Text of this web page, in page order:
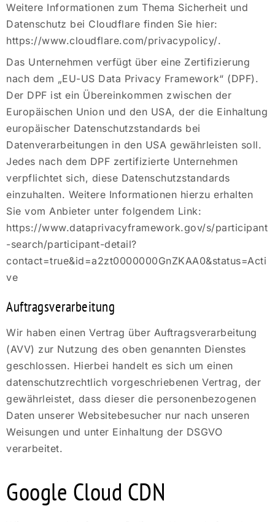
Weitere Informationen zum Thema Sicherheit und
Datenschutz bei Cloudflare finden Sie hier:
https://www.cloudflare.com/privacypolicy/.
Das Unternehmen verfügt über eine Zertifizierung
nach dem „EU-US Data Privacy Framework“ (DPF).
Der DPF ist ein Übereinkommen zwischen der
Europäischen Union und den USA, der die Einhaltung
europäischer Datenschutzstandards bei
Datenverarbeitungen in den USA gewährleisten soll.
Jedes nach dem DPF zertifizierte Unternehmen
verpflichtet sich, diese Datenschutzstandards
einzuhalten. Weitere Informationen hierzu erhalten
Sie vom Anbieter unter folgendem Link:
https://www.dataprivacyframework.gov/s/participant
-search/participant-detail?
contact=true&id=a2zt0000000GnZKAA0&status=Acti
ve
Auftragsverarbeitung
Wir haben einen Vertrag über Auftragsverarbeitung
(AVV) zur Nutzung des oben genannten Dienstes
geschlossen. Hierbei handelt es sich um einen
datenschutzrechtlich vorgeschriebenen Vertrag, der
gewährleistet, dass dieser die personenbezogenen
Daten unserer Websitebesucher nur nach unseren
Weisungen und unter Einhaltung der DSGVO
verarbeitet.
Google Cloud CDN